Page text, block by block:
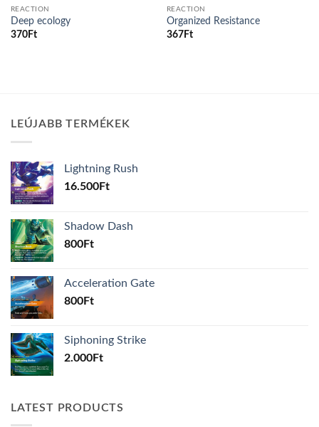
REACTION
Deep ecology
370Ft
REACTION
Organized Resistance
367Ft
LEÚJABB TERMÉKEK
Lightning Rush
16.500Ft
Shadow Dash
800Ft
Acceleration Gate
800Ft
Siphoning Strike
2.000Ft
LATEST PRODUCTS